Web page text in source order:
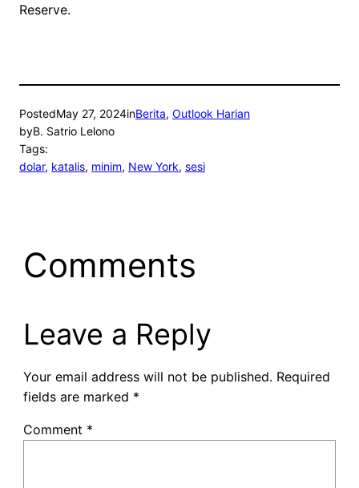
Reserve.
PostedMay 27, 2024inBerita, Outlook Harian
byB. Satrio Lelono
Tags:
dolar, katalis, minim, New York, sesi
Comments
Leave a Reply
Your email address will not be published. Required
fields are marked *
Comment *